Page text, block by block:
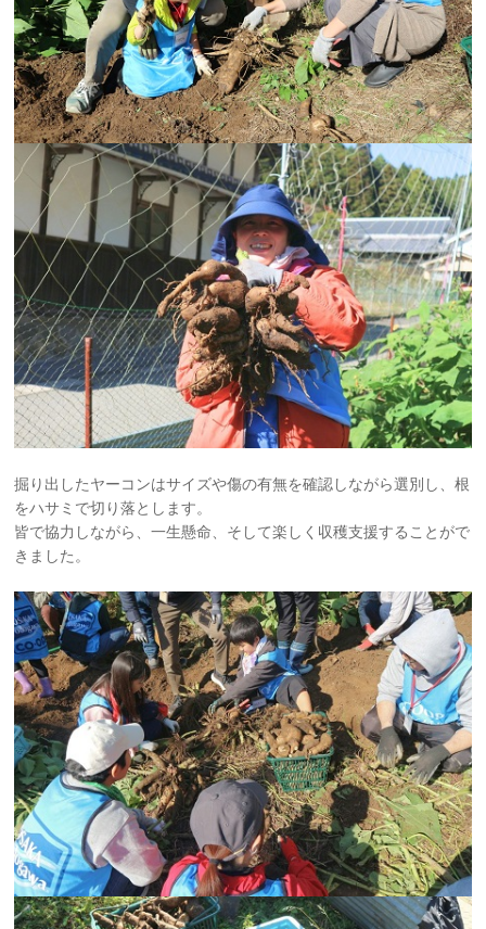
掘り出したヤーコンはサイズや傷の有無を確認しながら選別し、根
をハサミで切り落とします。
皆で協力しながら、一生懸命、そして楽しく収穫支援することがで
きました。